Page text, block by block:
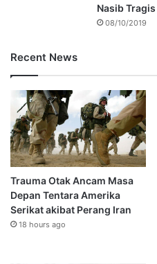
Nasib
08/10/2019
Recent News
Trauma Otak Ancam Masa
Depan Tentara Amerika
Serikat akibat Perang Iran
18 hours ago